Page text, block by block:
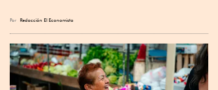
Por Redacción El Economista